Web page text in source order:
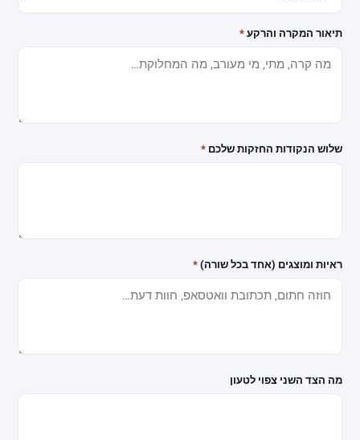
תיאור המקרה והרקע*
שלוש הנקודות החזקות שלכם *
ראיות ומוצגים (אחד בכל שורה)*
מה הצד השני צפוי לטעון